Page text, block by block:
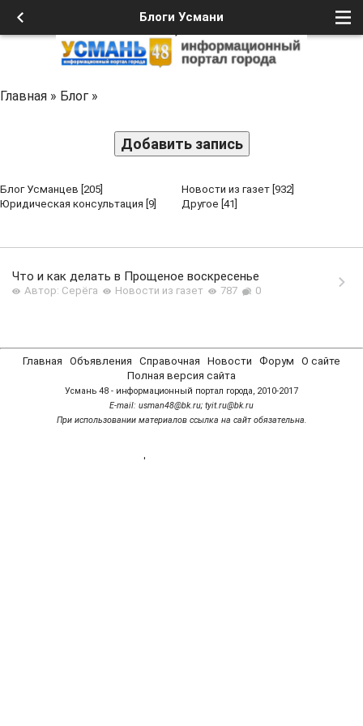
Блоги Усмани
Главная » Блог »
Добавить запись
Блог Усманцев [205] Новости из газет [932]
Юридическая консультация [9] Другое [41]
Что и как делать в Прощеное воскресенье
Автор: Серёга Новости из газет 787 0
Главная Объявления Справочная Новости Форум
О сайте
Полная версия сайта
Усмань 48 - информационный портал города, 2010-2017
Е-mail: usman48@bk.ru; tyit.ru@bk.ru
При использовании материалов ссылка на сайт обязательна.
'